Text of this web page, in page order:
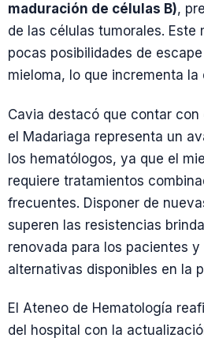
maduración de células B),
de las células tumorales. Este
pocas posibilidades de
mieloma, lo que incrementa
Cavia destacó que contar
el Madariaga representa un
los hematólogos, ya que el
requiere tratamientos
frecuentes. Disponer de
superen las resistencias
renovada para los pacientes y
alternativas disponibles en la
El Ateneo de Hematología
del hospital con la